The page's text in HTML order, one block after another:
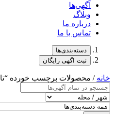
آگهی‌ها
وبلاگ
درباره ما
تماس با ما
دسته‌بندی‌ها
ثبت اگهی رایگان
خانه / محصولات برچسب خورده